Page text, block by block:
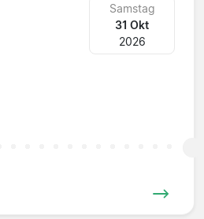
Samstag
31 Okt
2026